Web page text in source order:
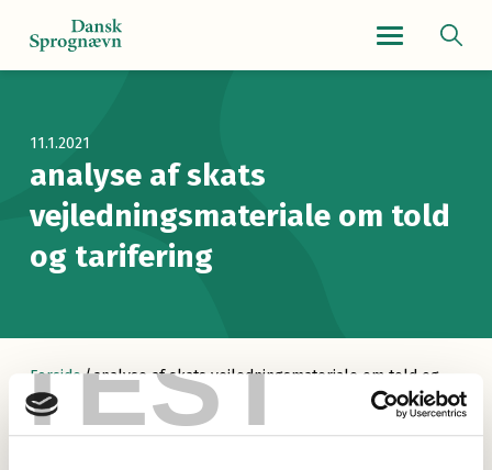
TEST
Navigationsmenu
11.1.2021
analyse af skats
vejledningsmateriale om told
og tarifering
Forside/analyse af skats vejledningsmateriale om told og
tarifering